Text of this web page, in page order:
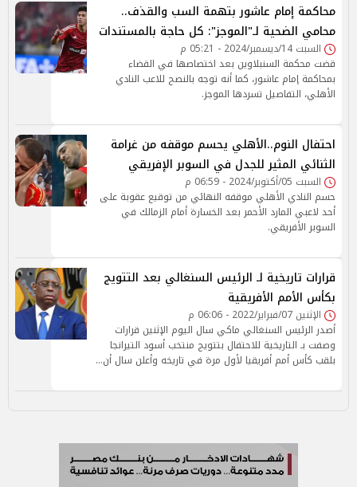
محاكمة إمام عاشور بتهمة السب والقذف..
محامي الضحية لـ"الموجز": كل حاجة بالمستندات
السبت 14/ديسمبر/2024 - 05:21 م
قضت محكمة السنبلاوين بعد اختصاصها في القضاء
بمحاكمة إمام عاشور، كما أنه توجه بالنصح للاعب النادي
الأهلي، التفاصيل تسردها الموجز.
احتفال النوم..الأهلي يحسم موقفه من غرامة
الثنائي المثير للجدل في السوبر الإفريقي
السبت 05/أكتوبر/2024 - 06:59 م
حسم النادي الأهلي موقفه النهائي من توقيع عقوبة على
أحد لاعبي المارد الأحمر بعد الخسارة أمام الزمالك في
السوبر الأفريقي.
قرارات تاريخية لـ الرئيس السنغالي بعد التتويج
بكأس الأمم الأفريقية
الإثنين 07/فبراير/2022 - 06:06 م
أصدر الرئيس السنغالي ماكي سال اليوم الإثنين قرارات
وصفت بـ التاريخية للاحتفال بتتويج منتخب أسود التيرانجا
بلقب كأس أمم أفريقيا لأول مرة في تاريخه وأعلن سال أن…